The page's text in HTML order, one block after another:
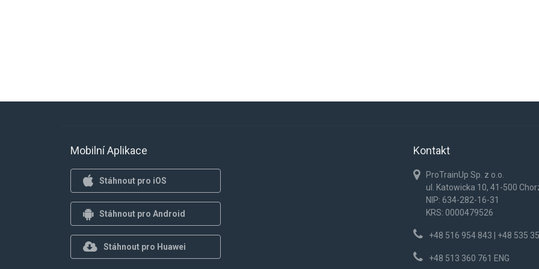
Mobilní Aplikace
Stáhnout pro iOS
Stáhnout pro Android
Stáhnout pro Huawei
Kontakt
ProTrainUp Sp. z o.o.
ul. Katowicka 10, 41-500
NIP: 634-282-16-31
KRS: 0000479526
+48 516 954 843 | +48 535
+48 513 360 761 ENG